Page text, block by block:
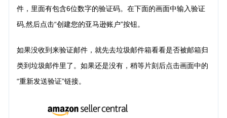
件，里面有包含6位数字的验证码。在下面的画面中输入验证
码,然后点击“创建您的亚马逊账户”按钮。
如果没收到来验证邮件，就先去垃圾邮件箱看看是否被邮箱归
类到垃圾邮件里了。如果还是没有，稍等片刻后点击画面中的
“重新发送验证”链接。